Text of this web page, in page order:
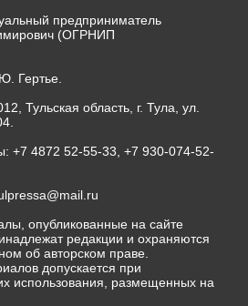
предприниматель
(ОГРНИП
Гертье.
Тульская область, г. Тула, ул.
+7 4872 52-55-33, +7 930-074-52-
опубликованные на сайте
редакции и охраняются
об авторском праве.
допускается при
использования, размещенных на